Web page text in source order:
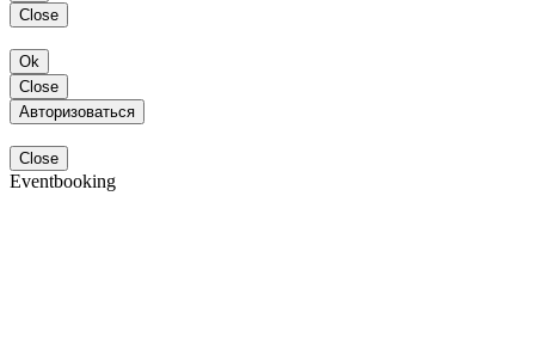
Close
Ok
Close
Авторизоваться
Close
Eventbooking